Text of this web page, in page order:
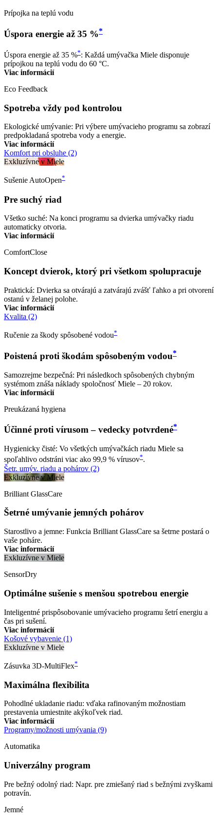
Prípojka na teplú vodu
Úspora energie až 35 %*
Úspora energie až 35 %*: Každá umývačka Miele disponuje
prípojkou na teplú vodu do 60 °C.
Viac informácií
Eco Feedback
Spotreba vždy pod kontrolou
Ekologické umývanie: Pri výbere umývacieho programu sa zobrazí
predpokladaná spotreba vody a energie.
Viac informácií
Komfort pri obsluhe (2)
Exkluzívne v Miele
Sušenie AutoOpen*
Pre suchý riad
Všetko suché: Na konci programu sa dvierka umývačky riadu
automaticky otvoria.
Viac informácií
ComfortClose
Koncept dvierok, ktorý pri všetkom spolupracuje
Praktická: Dvierka sa otvárajú a zatvárajú zvášť ľahko a pri otvorení
ostanú v želanej polohe.
Viac informácií
Kvalita (2)
Ručenie za škody spôsobené vodou*
Poistená proti škodám spôsobeným vodou*
Samozrejme bezpečná: Pri následkoch spôsobených chybným
systémom znáša náklady spoločnosť Miele – 20 rokov.
Viac informácií
Preukázaná hygiena
Účinné proti vírusom – vedecky potvrdené*
Hygienicky čisté: Vo všetkých umývačkách riadu Miele sa
spoľahlivo odstráni viac ako 99,9 % vírusov*.
Šetr. umýv. riadu a pohárov (2)
Exkluzívne v Miele
Brilliant GlassCare
Šetrné umývanie jemných pohárov
Starostlivo a jemne: Funkcia Brilliant GlassCare sa šetrne postará o
vaše poháre.
Viac informácií
Exkluzívne v Miele
SensorDry
Optimálne sušenie s menšou spotrebou energie
Inteligentné prispôsobovanie umývacieho programu šetrí energiu a
čas pri sušení.
Viac informácií
Košové vybavenie (1)
Exkluzívne v Miele
Zásuvka 3D-MultiFlex*
Maximálna flexibilita
Pohodlné ukladanie riadu: vďaka rafinovaným možnostiam
prestavenia umiestnite akýkoľvek riad.
Viac informácií
Programy/možnosti umývania (9)
Automatika
Univerzálny program
Pre bežný odolný riad: Napr. pre zmiešaný riad s bežnými zvyškami
potravín.
Jemné